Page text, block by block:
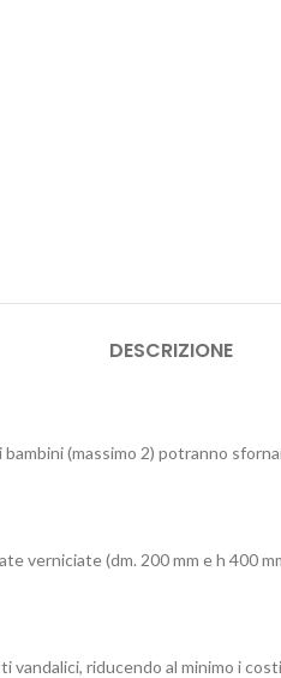
DESCRIZIONE
(massimo 2) potranno
verniciate (dm. 200 mm e h
vandalici, riducendo al minimo i